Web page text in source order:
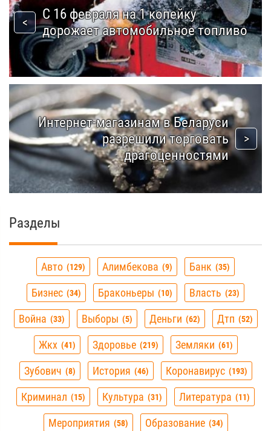
С 16 февраля на 1 копейку
дорожает автомобильное топливо
Интернет-магазинам в Беларуси
разрешили торговать
драгоценностями
Разделы
Авто 129 Алимбекова 9 Банк 35
Бизнес 34 Браконьеры 10 Власть 23
Война 33 Выборы 5 Деньги 62 Дтп 52
Жкх 41 Здоровье 219 Земляки 61
Зубович 8 История 46 Коронавирус 193
Криминал 15 Культура 31 Литература 11
Мероприятия 58 Образование 34